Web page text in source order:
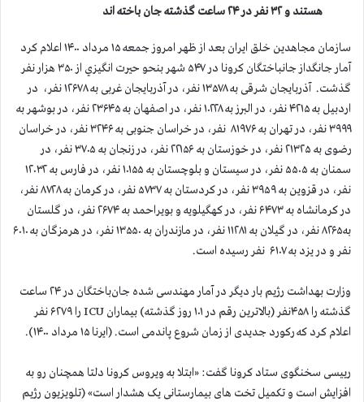
هستند و ۳۲ نفر در ۲۴ ساعت گذشته جان باخته اند
سازمان مجاهدين خلق ايران بعد از ظهر امروز جمعه ۱۵ مرداد ۱۴۰۰ اعلام كرد
آمار جانگداز جانباختگان كرونا در ۵۴۷ شهر بنحو حيرت انگيزي از ۳۵۰ هزار نفر
گذشت. آذربایجان شرقی به ۱۳۵۷۸ نفر، در آذربایجان غربی به ۱۲۶۷۸ نفر، در
اردبیل به ۴۲۱۵ نفر، در البرز به ۱۰۲۲۸ نفر، در اصفهان به ۲۳۶۴۵ نفر، در بوشهر به
۳۹۹۹ نفر، در تهران به ۸۱۹۷۶ نفر، در خراسان جنوبی به ۳۲۴۶ نفر، در خراسان
رضوی به ۲۱۳۲۵ نفر، در خوزستان به ۲۲۱۵۶ نفر، در زنجان به ۳۷۰۵ نفر، در
سمنان به ۵۵۰۵ نفر، در سیستان و بلوچستان به ۱۰۱۵۵ نفر، در فارس به ۱۲۰۳۲
نفر، در قزوین به ۳۹۵۹ نفر، در کردستان به ۵۷۳۷ نفر، در کرمان به ۸۷۲۸ نفر،
در کرمانشاه به ۶۴۷۳ نفر، در کهگیلویه و بویراحمد به ۲۶۷۴ نفر، در گلستان
به۸۲۶۵ نفر، در گیلان به ۱۱۲۸۱ نفر، در مازندران به ۱۳۵۵۰ نفر، در هرمزگان به ۶۰۱۰
نفر و در یزد به ۶۱۰۷ نفر رسیده است.
وزارت بهداشت رژیم بار دیگر در آمار مهندسی شده جان‌باختگان در ۲۴ ساعت
گذشته را ۴۵۸نفر (بالاترین رقم در ۱۰۱ روز گذشته) بیماران ICU را ۶۲۷۹ نفر
اعلام کرد که رکورد جدیدی از زمان شروع پاندمی است. (ایرنا ۱۵ مرداد ۱۴۰۰).
رییسی سخنگوی ستاد کرونا گفت: «ابتلا به ویروس کرونا دلتا همچنان رو به
افزایش است و تکمیل تخت های بیمارستانی یک هشدار است» (تلویزیون رژیم